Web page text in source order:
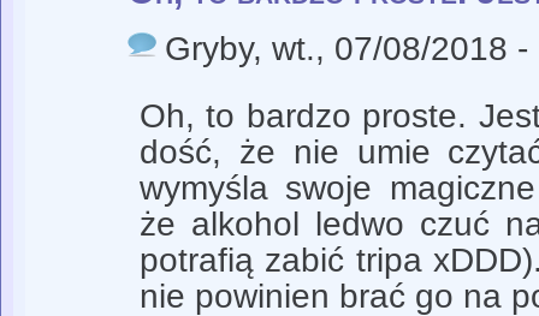
Gryby, wt., 07/08/2018 -
Oh, to bardzo proste.
dość, że nie umie
wymyśla swoje
że alkohol ledwo czuć
potrafią zabić tripa
nie powinien brać go na